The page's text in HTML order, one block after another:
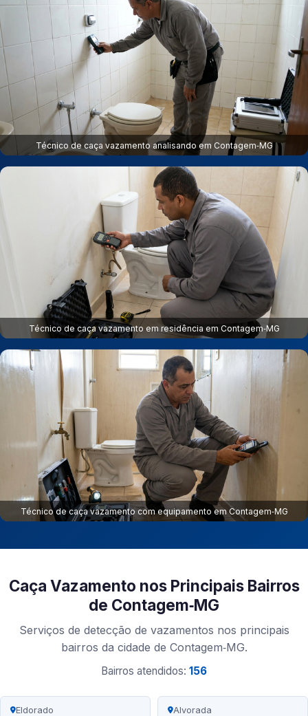
Técnico de caça vazamento analisando em Contagem‑MG
Técnico de caça vazamento em residência em Contagem‑MG
Técnico de caça vazamento com equipamento em Contagem‑MG
Caça Vazamento nos Principais Bairros
de Contagem‑MG
Serviços de detecção de vazamentos nos principais
bairros da cidade de Contagem‑MG.
Bairros atendidos: 156
Eldorado Alvorada